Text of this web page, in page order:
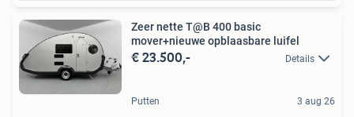
Zeer nette T@B 400 basic
mover+nieuwe opblaasbare luifel
€ 23.500,- Details
Putten 3 aug 26